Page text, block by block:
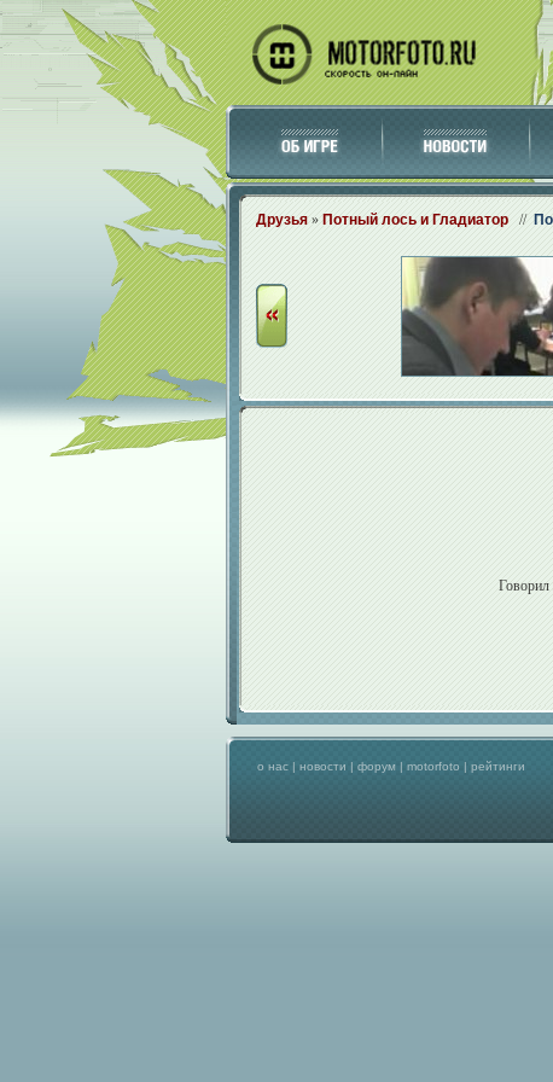
Друзья » Потный лось и Гладиатор //
Говорил
о нас | новости | форум | motorfoto | рейтинги